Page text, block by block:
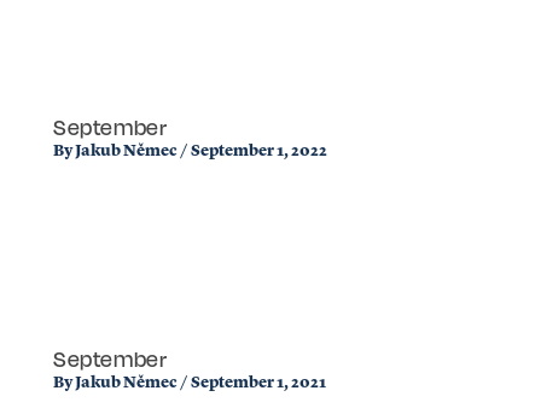
September
ByJakub Němec / September 1, 2022
September
ByJakub Němec / September 1, 2021